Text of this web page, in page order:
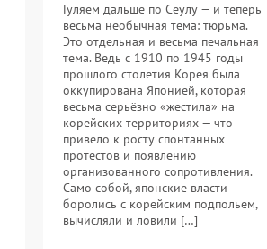
Гуляем дальше по Сеулу — и теперь
весьма необычная тема: тюрьма.
Это отдельная и весьма печальная
тема. Ведь с 1910 по 1945 годы
прошлого столетия Корея была
оккупирована Японией, которая
весьма серьёзно «жестила» на
корейских территориях — что
привело к росту спонтанных
протестов и появлению
организованного сопротивления.
Само собой, японские власти
боролись с корейским подпольем,
вычисляли и ловили […]